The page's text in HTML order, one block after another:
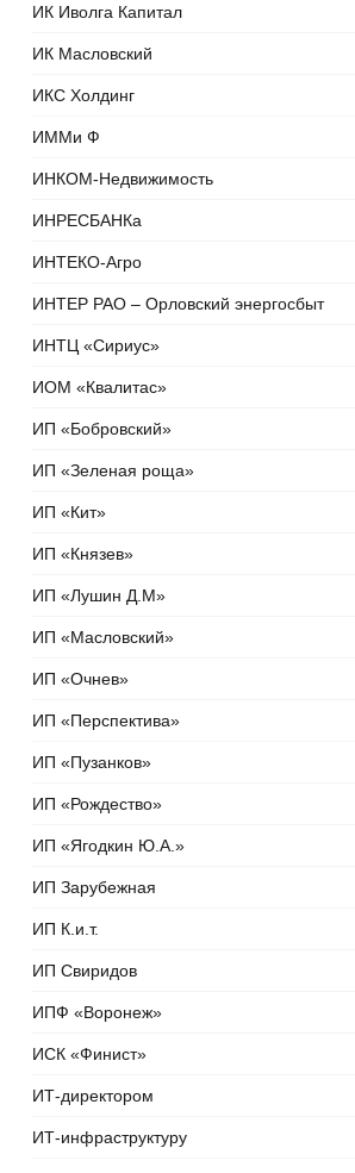
ИК Иволга Капитал
ИК Масловский
ИКС Холдинг
ИММи Ф
ИНКОМ-Недвижимость
ИНРЕСБАНКа
ИНТЕКО-Агро
ИНТЕР РАО – Орловский энергосбыт
ИНТЦ «Сириус»
ИОМ «Квалитас»
ИП «Бобровский»
ИП «Зеленая роща»
ИП «Кит»
ИП «Князев»
ИП «Лушин Д.М»
ИП «Масловский»
ИП «Очнев»
ИП «Перспектива»
ИП «Пузанков»
ИП «Рождество»
ИП «Ягодкин Ю.А.»
ИП Зарубежная
ИП К.и.т.
ИП Свиридов
ИПФ «Воронеж»
ИСК «Финист»
ИТ-директором
ИТ-инфраструктуру